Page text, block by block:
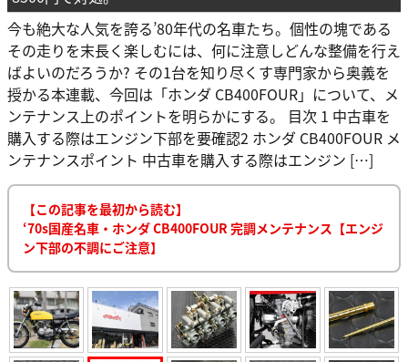
今も絶大な人気を誇る’80年代の名車たち。個性の塊である
その走りを末長く楽しむには、何に注意しどんな整備を行え
ばよいのだろうか? その1台を知り尽くす専門家から奥義を
授かる本連載、今回は「ホンダ CB400FOUR」について、メ
ンテナンス上のポイントを明らかにする。 目次 1 中古車を
購入する際はエンジン下部を要確認2 ホンダ CB400FOUR メ
ンテナンスポイント 中古車を購入する際はエンジン […]
【この記事を最初から読む】
‘70s国産名車・ホンダ CB400FOUR 完調メンテナンス【エンジ
ン下部の不調にご注意】